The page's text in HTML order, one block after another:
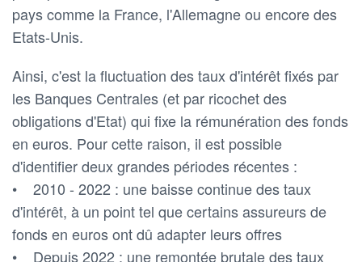
pays comme la France, l'Allemagne ou encore des
Etats-Unis.
Ainsi, c'est la fluctuation des taux d'intérêt fixés par
les Banques Centrales (et par ricochet des
obligations d'Etat) qui fixe la rémunération des fonds
en euros. Pour cette raison, il est possible
d'identifier deux grandes périodes récentes :
• 2010 - 2022 : une baisse continue des taux
d'intérêt, à un point tel que certains assureurs de
fonds en euros ont dû adapter leurs offres
• Depuis 2022 : une remontée brutale des taux